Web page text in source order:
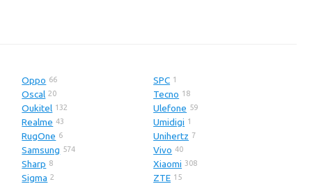
Oppo 66
Oscal 20
Oukitel 132
Realme 43
RugOne 6
Samsung 574
Sharp 8
Sigma 2
SPC 1
Tecno 18
Ulefone 59
Umidigi 1
Unihertz 7
Vivo 40
Xiaomi 308
ZTE 15